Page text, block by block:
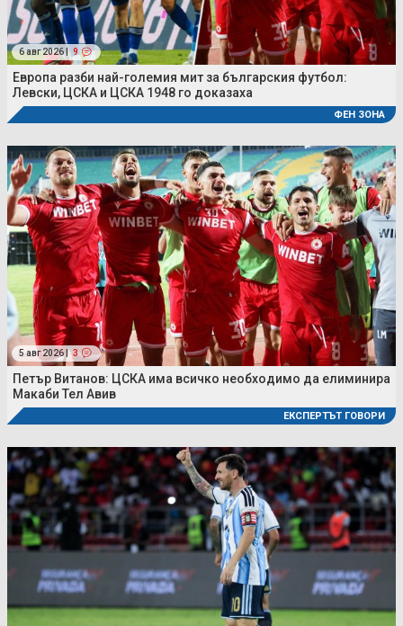
6 авг 2026 | 9
Европа разби най-големия мит за българския футбол:
Левски, ЦСКА и ЦСКА 1948 го доказаха
ФЕН ЗОНА
5 авг 2026 | 3
Петър Витанов: ЦСКА има всичко необходимо да елиминира
Макаби Тел Авив
ЕКСПЕРТЪТ ГОВОРИ